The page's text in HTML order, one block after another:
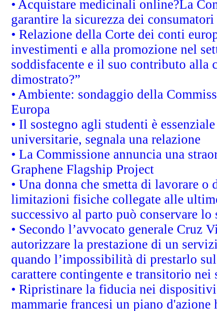
• Acquistare medicinali online?La
garantire la sicurezza dei consumatori
• Relazione della Corte dei conti
investimenti e alla promozione nel
soddisfacente e il suo contributo
dimostrato?”
• Ambiente: sondaggio della
Europa
• Il sostegno agli studenti è
universitarie, segnala una relazione
• La Commissione annuncia una
Graphene Flagship Project
• Una donna che smetta di lavorare
limitazioni fisiche collegate alle
successivo al parto può conservare
• Secondo l’avvocato generale Cruz
autorizzare la prestazione di un
quando l’impossibilità di prestarlo
carattere contingente e transitorio
• Ripristinare la fiducia nei
mammarie francesi un piano